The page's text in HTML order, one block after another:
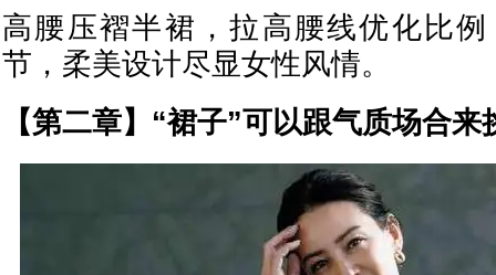
高腰压褶半裙，拉高腰线优化比
节，柔美设计尽显女性风情。
【第二章】“裙子”可以跟气质场合来